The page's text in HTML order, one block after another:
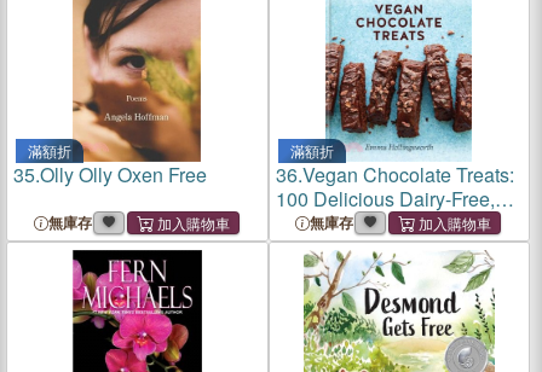
滿額折
35.Olly Olly Oxen Free
無庫存
滿額折
36.Vegan Chocolate Treats:
100 Delicious Dairy-Free,
Gluten-Free and Refined-
Sugar-Free Recipes
無庫存